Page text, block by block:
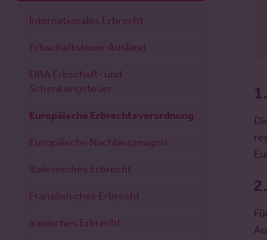
1.
2.
Internationales Erbrecht
Erbschaftsteuer Ausland
DBA Erbschaft- und
Schenkungsteuer
Europäische Erbrechtsverordnung
Europäische Nachlasszeugnis
Italienisches Erbrecht
Französisches Erbrecht
Iranisches Erbrecht